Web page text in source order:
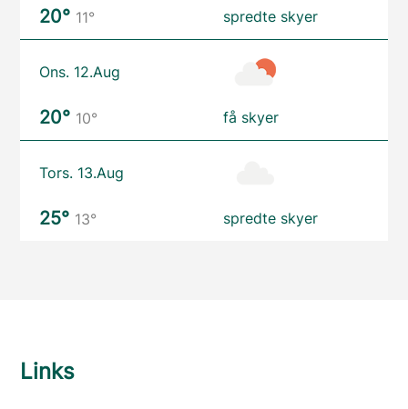
20° 11° spredte skyer
Ons. 12.Aug
20° 10° få skyer
Tors. 13.Aug
25° 13° spredte skyer
Links